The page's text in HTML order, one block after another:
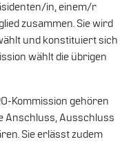
in, einem/r
zusammen. Sie wird
und konstituiert sich
wählt die übrigen
Kommission gehören
Anschluss, Ausschluss
Sie erlässt zudem